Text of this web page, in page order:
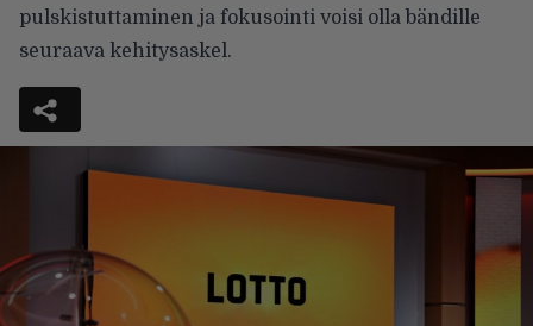
pulskistuttaminen ja fokusointi voisi olla bändille
seuraava kehitysaskel.